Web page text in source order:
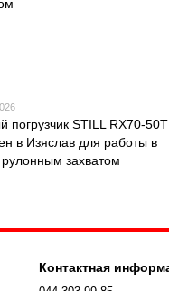
погрузчик STILL RX70-50T
в Изяслав для работы в
захватом
Контактная